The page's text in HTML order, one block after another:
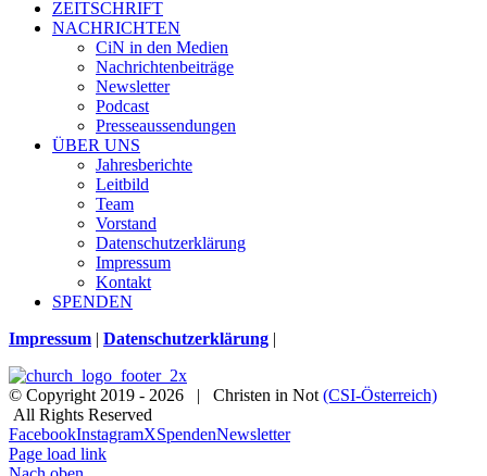
ZEITSCHRIFT
NACHRICHTEN
CiN in den Medien
Nachrichtenbeiträge
Newsletter
Podcast
Presseaussendungen
ÜBER UNS
Jahresberichte
Leitbild
Team
Vorstand
Datenschutzerklärung
Impressum
Kontakt
SPENDEN
Impressum | Datenschutzerklärung |
© Copyright 2019 - 2026 | Christen in Not(CSI-Österreich)
All Rights Reserved
FacebookInstagramXSpendenNewsletter
Page load link